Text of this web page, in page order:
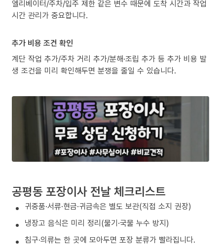
엘리베이터/주차/입주 제한 같은 변수 때문에 도착 시간과 작업
시간 관리가 중요합니다.
추가 비용 조건 확인
계단 작업 추가/주차 거리 추가/분해·조립 추가 등 추가 비용 발
생 조건을 미리 확인해두면 분쟁을 줄일 수 있습니다.
공평동 포장이사 전날 체크리스트
귀중품·서류·현금·귀금속은 별도 보관(직접 소지 권장)
냉장고 음식은 미리 정리(물기·국물 누수 방지)
침구·의류는 한 곳에 모아두면 포장 분류가 빨라집니다.